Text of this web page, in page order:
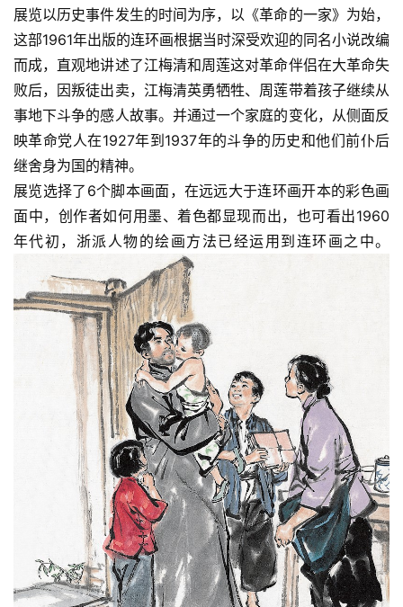
展览以历史事件发生的时间为序，以《革命的一家》为始，
这部1961年出版的连环画根据当时深受欢迎的同名小说改编
而成，直观地讲述了江梅清和周莲这对革命伴侣在大革命失
败后，因叛徒出卖，江梅清英勇牺牲、周莲带着孩子继续从
事地下斗争的感人故事。并通过一个家庭的变化，从侧面反
映革命党人在1927年到1937年的斗争的历史和他们前仆后
继舍身为国的精神。
展览选择了6个脚本画面，在远远大于连环画开本的彩色画
面中，创作者如何用墨、着色都显现而出，也可看出1960
年代初，浙派人物的绘画方法已经运用到连环画之中。